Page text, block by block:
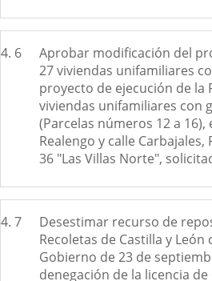
4. 6
Aprobar modificación del
27 viviendas unifamiliares
proyecto de ejecución de la
viviendas unifamiliares con
(Parcelas números 12 a
Realengo y calle
36 "Las Villas Norte",
4. 7
Desestimar recurso de
Recoletas de Castilla y
Gobierno de 23 de
denegación de la licencia